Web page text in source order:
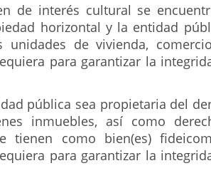
de interés cultural se
horizontal y la entidad
unidades de vivienda,
para garantizar la
pública sea propietaria del
inmuebles, así como
tienen como bien(es)
para garantizar la